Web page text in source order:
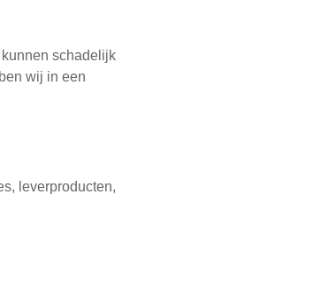
schadelijk
wij in een
leverproducten,